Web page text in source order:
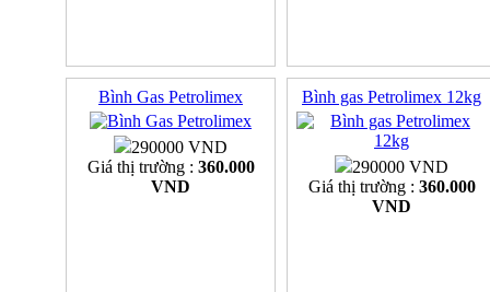
Bình Gas Petrolimex
290000 VND
Giá thị trường : 360.000
VND
Bình gas Petrolimex 12kg
290000 VND
Giá thị trường : 360.000
VND